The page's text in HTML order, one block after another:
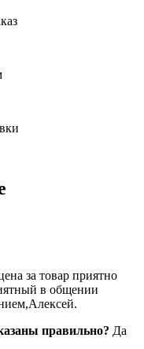
за товар приятно
в общении
правильно? Да